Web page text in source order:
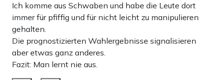
Ich komme aus Schwaben und habe die Leute dort
immer für pfiffig und für nicht leicht zu manipulieren
gehalten.
Die prognostizierten Wahlergebnisse signalisieren
aber etwas ganz anderes.
Fazit: Man lernt nie aus.